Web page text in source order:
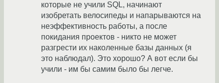
которые не учили SQL, начинают
изобретать велосипеды и напарываются на
неэффективность работы, а после
покидания проектов - никто не может
разгрести их наколенные базы данных (я
это наблюдал). Это хорошо? А вот если бы
учили - им бы самим было бы легче.